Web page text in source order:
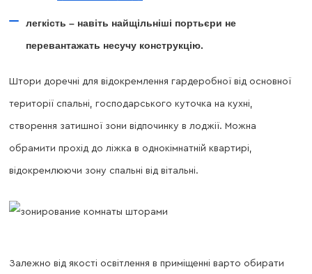
легкість – навіть найщільніші портьєри не
перевантажать несучу конструкцію.
Штори доречні для відокремлення гардеробної від основної
території спальні, господарського куточка на кухні,
створення затишної зони відпочинку в лоджії. Можна
обрамити прохід до ліжка в однокімнатній квартирі,
відокремлюючи зону спальні від вітальні.
Залежно від якості освітлення в приміщенні варто обирати